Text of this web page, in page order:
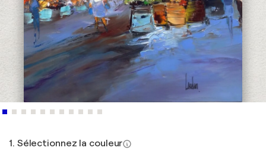
1. Sélectionnez la couleur